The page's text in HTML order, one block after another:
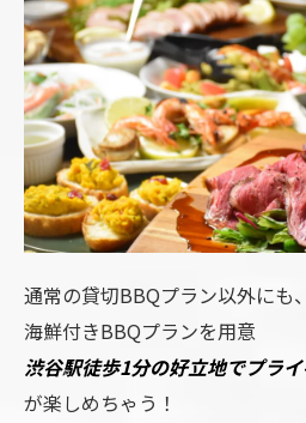
通常の貸切BBQプラン以外にも
海鮮付きBBQプランを用意
渋谷駅徒歩1分の好立地でプラ
が楽しめちゃう！